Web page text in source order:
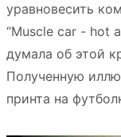
уравновесить
“Muscle car - hot
думала об этой
Полученную
принта на